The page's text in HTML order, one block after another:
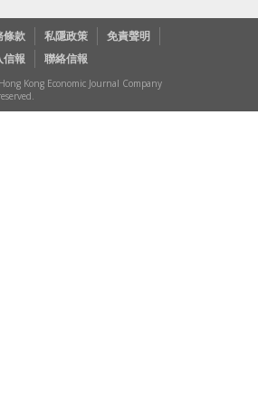
條款 私隱政策
免責聲明
信報 聯絡信報
Kong Economic Journal Company